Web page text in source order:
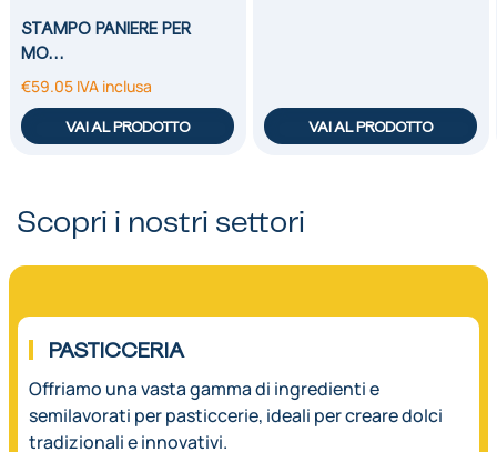
STAMPO PANIERE PER
MO…
€59.05 IVA inclusa
VAI AL PRODOTTO VAI AL PRODOTTO
Scopri i nostri settori
01.
PASTICCERIA
Offriamo una vasta gamma di ingredienti e
semilavorati per pasticcerie, ideali per creare dolci
tradizionali e innovativi.